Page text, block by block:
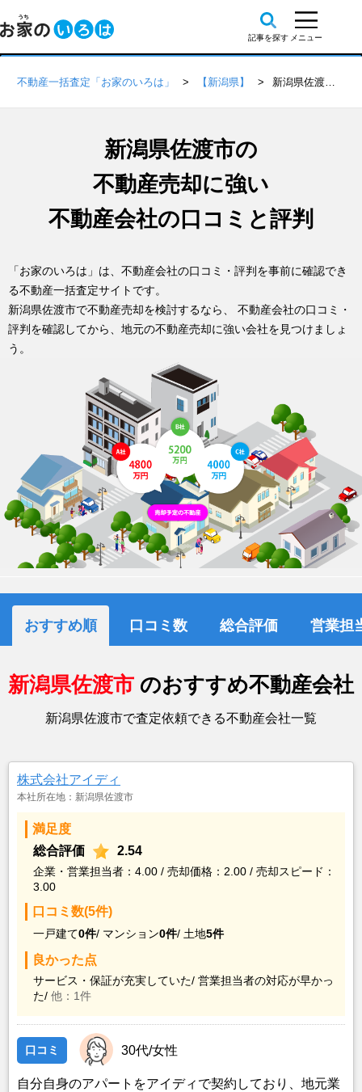
不動産一括査定「お家のいろは」 【新潟県】 新潟県佐渡市の不動産会社 口コミ・評判一覧
新潟県佐渡市の
不動産売却に強い
不動産会社の口コミと評判
「お家のいろは」は、不動産会社の口コミ・評判を事前に確認でき
る不動産一括査定サイトです。
新潟県佐渡市で不動産売却を検討するなら、 不動産会社の口コミ・
評判を確認してから、地元の不動産売却に強い会社を見つけましょ
う。
おすすめ順 口コミ数 総合評価 営業担
新潟県佐渡市 のおすすめ不動産会社
新潟県佐渡市で査定依頼できる不動産会社一覧
株式会社アイディ
本社所在地：新潟県佐渡市
満足度
総合評価
2.54
企業・営業担当者：4.00 / 売却価格：2.00 / 売却スピード：
3.00
口コミ数(5件)
一戸建て0件/ マンション0件/ 土地5件
良かった点
サービス・保証が充実していた/ 営業担当者の対応が早かっ
た/ 他：1件
口コミ 30代/女性
自分自身のアパートをアイディで契約しており、地元業